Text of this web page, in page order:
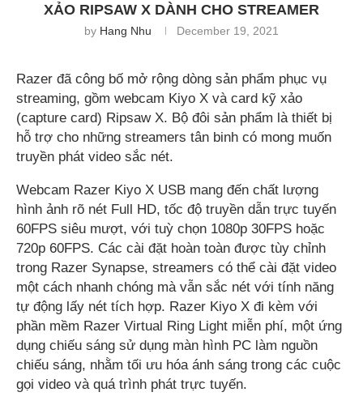
XẢO RIPSAW X DÀNH CHO STREAMER
by Hang Nhu December 19, 2021
Razer đã công bố mở rộng dòng sản phẩm phục vụ
streaming, gồm webcam Kiyo X và card kỹ xảo
(capture card) Ripsaw X. Bộ đôi sản phẩm là thiết bị
hỗ trợ cho những streamers tân binh có mong muốn
truyền phát video sắc nét.
Webcam Razer Kiyo X USB mang đến chất lượng
hình ảnh rõ nét Full HD, tốc độ truyền dẫn trực tuyến
60FPS siêu mượt, với tuỳ chọn 1080p 30FPS hoặc
720p 60FPS. Các cài đặt hoàn toàn được tùy chỉnh
trong Razer Synapse, streamers có thể cài đặt video
một cách nhanh chóng mà vẫn sắc nét với tính năng
tự động lấy nét tích hợp. Razer Kiyo X đi kèm với
phần mềm Razer Virtual Ring Light miễn phí, một ứng
dụng chiếu sáng sử dụng màn hình PC làm nguồn
chiếu sáng, nhằm tối ưu hóa ánh sáng trong các cuộc
gọi video và quá trình phát trực tuyến.